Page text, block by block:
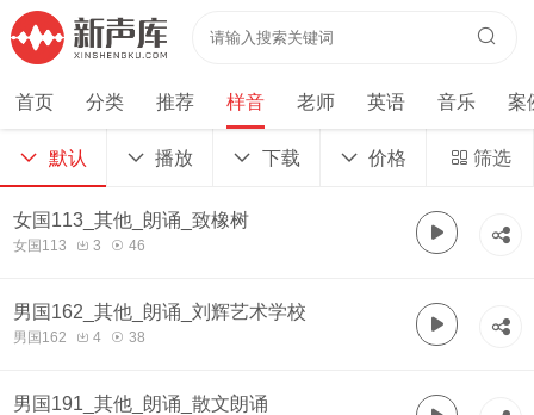
首页 分类 推荐 样音 老师 英语 音乐 案
默认 播放 下载 价格 筛选
女国113_其他_朗诵_致橡树
女国113 3 46
男国162_其他_朗诵_刘辉艺术学校
男国162 4 38
男国191_其他_朗诵_散文朗诵